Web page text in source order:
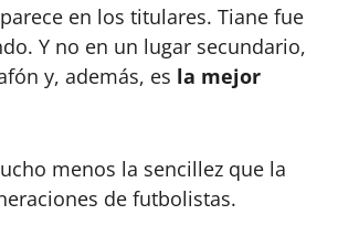
en los titulares. Tiane fue
Y no en un lugar secundario,
y, además, es la mejor
menos la sencillez que la
de futbolistas.